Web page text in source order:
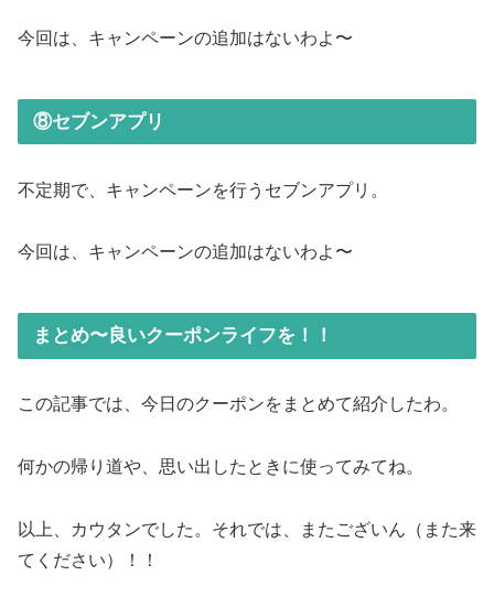
今回は、キャンペーンの追加はないわよ〜
⑧セブンアプリ
不定期で、キャンペーンを行うセブンアプリ。
今回は、キャンペーンの追加はないわよ〜
まとめ〜良いクーポンライフを！！
この記事では、今日のクーポンをまとめて紹介したわ。
何かの帰り道や、思い出したときに使ってみてね。
以上、カウタンでした。それでは、またございん（また来
てください）！！